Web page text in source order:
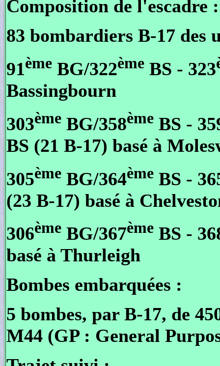
Composition de l'escadre :
83 bombardiers B-17 des
91ème BG/322ème BS - 323
Bassingbourn
303ème BG/358ème BS -
BS (21 B-17) basé à
305ème BG/364ème BS -
(23 B-17) basé à
306ème BG/367ème BS -
basé à Thurleigh
Bombes embarquées :
5 bombes, par B-17, de
M44 (GP : General